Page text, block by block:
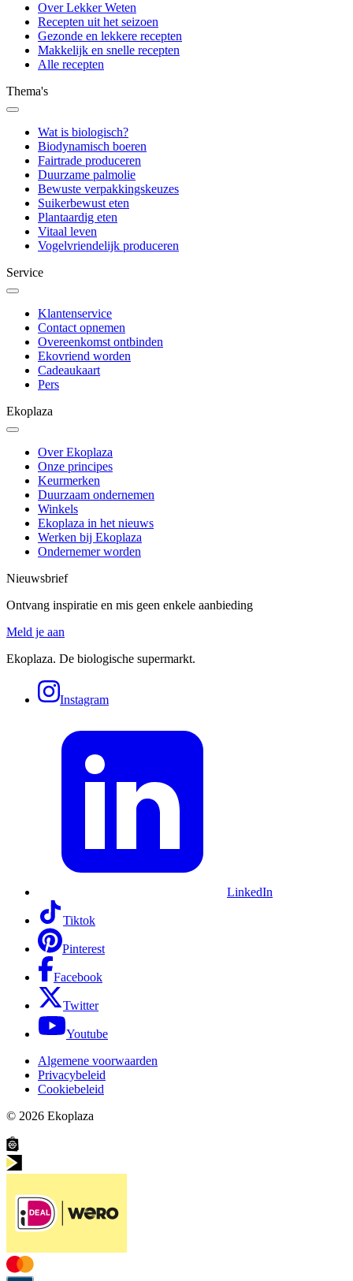
Over Lekker Weten
Recepten uit het seizoen
Gezonde en lekkere recepten
Makkelijk en snelle recepten
Alle recepten
Thema's
Wat is biologisch?
Biodynamisch boeren
Fairtrade produceren
Duurzame palmolie
Bewuste verpakkingskeuzes
Suikerbewust eten
Plantaardig eten
Vitaal leven
Vogelvriendelijk produceren
Service
Klantenservice
Contact opnemen
Overeenkomst ontbinden
Ekovriend worden
Cadeaukaart
Pers
Ekoplaza
Over Ekoplaza
Onze principes
Keurmerken
Duurzaam ondernemen
Winkels
Ekoplaza in het nieuws
Werken bij Ekoplaza
Ondernemer worden
Nieuwsbrief
Ontvang inspiratie en mis geen enkele aanbieding
Meld je aan
Ekoplaza. De biologische supermarkt.
Instagram
LinkedIn
Tiktok
Pinterest
Facebook
Twitter
Youtube
Algemene voorwaarden
Privacybeleid
Cookiebeleid
© 2026 Ekoplaza